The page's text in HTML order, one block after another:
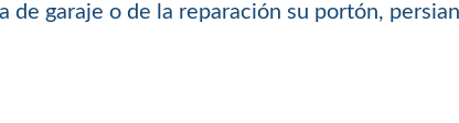
garaje o de la reparación su portón,